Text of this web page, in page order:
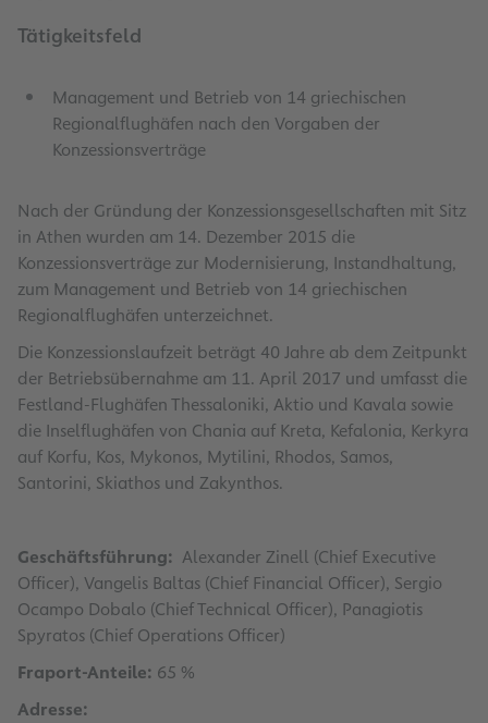
Tätigkeitsfeld
Management und Betrieb von 14 griechischen
Regionalflughäfen nach den Vorgaben der
Konzessionsverträge
Nach der Gründung der Konzessionsgesellschaften mit Sitz
in Athen wurden am 14. Dezember 2015 die
Konzessionsverträge zur Modernisierung, Instandhaltung,
zum Management und Betrieb von 14 griechischen
Regionalflughäfen unterzeichnet.
Die Konzessionslaufzeit beträgt 40 Jahre ab dem Zeitpunkt
der Betriebsübernahme am 11. April 2017 und umfasst die
Festland-Flughäfen Thessaloniki, Aktio und Kavala sowie
die Inselflughäfen von Chania auf Kreta, Kefalonia, Kerkyra
auf Korfu, Kos, Mykonos, Mytilini, Rhodos, Samos,
Santorini, Skiathos und Zakynthos.
Geschäftsführung: Alexander Zinell (Chief Executive
Officer), Vangelis Baltas (Chief Financial Officer), Sergio
Ocampo Dobalo (Chief Technical Officer), Panagiotis
Spyratos (Chief Operations Officer)
Fraport-Anteile: 65 %
Adresse: